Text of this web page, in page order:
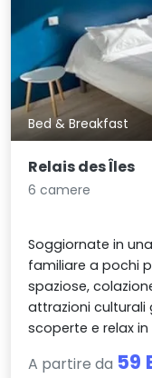
Bed & Breakfast
Relais des Îles
6 camere
Soggiornate in
familiare a pochi
spaziose,
attrazioni culturali
scoperte e relax
A partire da 59